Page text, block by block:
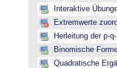
Interaktive
Extremwerte
Herleitung der p-
Binomische
Quadratische